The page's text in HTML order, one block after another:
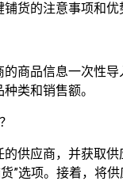
货的注意事项和优
商品信息一次性
类和销售额。
供应商，并获取
”选项。接着，将